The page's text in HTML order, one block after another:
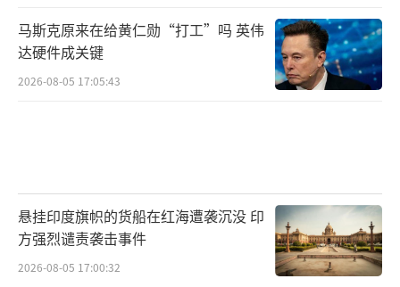
马斯克原来在给黄仁勋“打工”吗 英伟
达硬件成关键
2026-08-05 17:05:43
悬挂印度旗帜的货船在红海遭袭沉没 印
方强烈谴责袭击事件
2026-08-05 17:00:32